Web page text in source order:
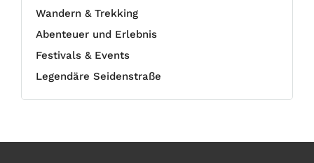
Wandern & Trekking
Abenteuer und Erlebnis
Festivals & Events
Legendäre Seidenstraße